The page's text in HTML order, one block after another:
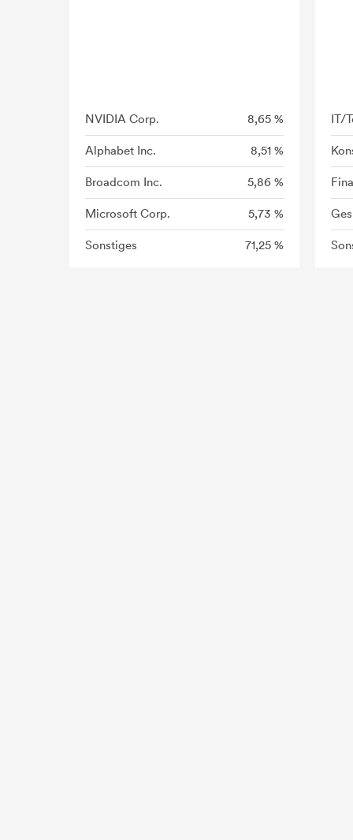
NVIDIA Corp. 8,65 %
Alphabet Inc. 8,51 %
Broadcom Inc. 5,86 %
Microsoft Corp. 5,73 %
Sonstiges 71,25 %
IT/